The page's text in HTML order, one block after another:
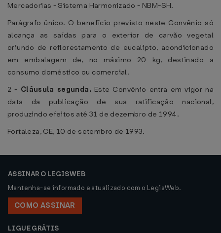
Mercadorias - Sistema Harmonizado - NBM-SH.
Parágrafo único. O benefício previsto neste Convênio só
alcança as saídas para o exterior de carvão vegetal
oriundo de reflorestamento de eucalipto, acondicionado
em embalagem de, no máximo 20 kg, destinado a
consumo doméstico ou comercial.
2 - Cláusula segunda. Este Convênio entra em vigor na
data da publicação de sua ratificação nacional,
produzindo efeitos até 31 de dezembro de 1994.
Fortaleza, CE, 10 de setembro de 1993.
ASSINAR O LEGISWEB
Mantenha-se informado e atualizado com o LegisWeb.
COMO ASSINAR
LIGUE GRÁTIS